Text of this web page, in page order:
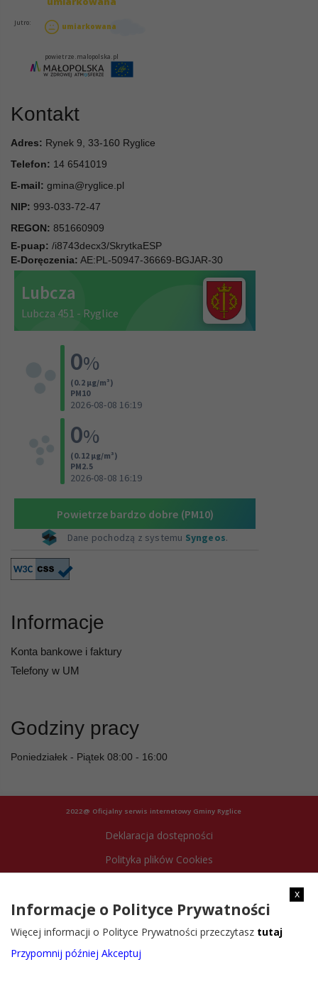
Kontakt
Adres: Rynek 9, 33-160 Ryglice
Telefon: 14 6541019
E-mail: gmina@ryglice.pl
NIP: 993-033-72-47
REGON: 851660909
E-puap: /i8743decx3/SkrytkaESP
E-Doręczenia: AE:PL-50947-36669-BGJAR-30
Informacje
Konta bankowe i faktury
Telefony w UM
Godziny pracy
Poniedziałek - Piątek 08:00 - 16:00
2022@ Oficjalny serwis internetowy Gminy Ryglice
Deklaracja dostępności
Polityka plików Cookies
x
Informacje o Polityce Prywatności
Więcej informacji o Polityce Prywatności przeczytasz tutaj
Przypomnij później Akceptuj